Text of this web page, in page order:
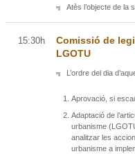
Atès l’objecte de la
15:30h
Comissió de
LGOTU
L’ordre del dia
Aprovació, si
Adaptació de
urbanisme
analitzar les
urbanisme a